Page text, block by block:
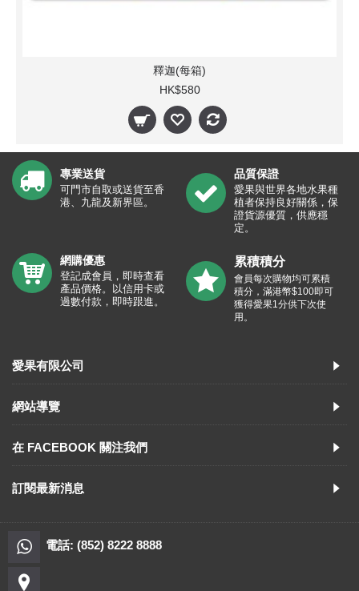
釋迦(每箱)
HK$580
專業送貨
可門市自取或送貨至香
港、九龍及新界區。
品質保證
愛果與世界各地水果種
植者保持良好關係，保
證貨源優質，供應穩
定。
網購優惠
登記成會員，即時查看
產品價格。以信用卡或
過數付款，即時跟進。
累積積分
會員每次購物均可累積
積分，滿港幣$100即可
獲得愛果1分供下次使
用。
愛果有限公司
網站導覽
在 FACEBOOK 關注我們
訂閱最新消息
電話: (852) 8222 8888